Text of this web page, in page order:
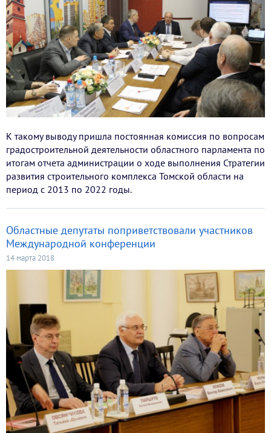
К такому выводу пришла постоянная комиссия по вопросам
градостроительной деятельности областного парламента по
итогам отчета администрации о ходе выполнения Стратегии
развития строительного комплекса Томской области на
период с 2013 по 2022 годы.
Областные депутаты поприветствовали участников
Международной конференции
14 марта 2018